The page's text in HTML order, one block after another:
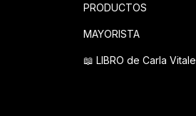
PRODUCTOS
MAYORISTA
📖 LIBRO de Carla Vitale